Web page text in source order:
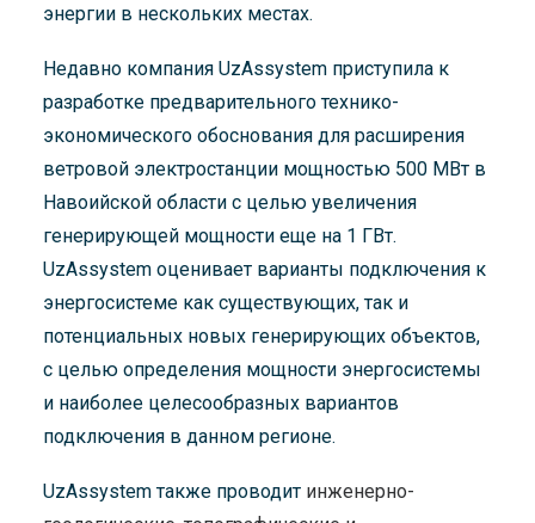
энергии в нескольких местах.
Недавно компания UzAssystem приступила к
разработке предварительного технико-
экономического обоснования для расширения
ветровой электростанции мощностью 500 МВт в
Навоийской области с целью увеличения
генерирующей мощности еще на 1 ГВт.
UzAssystem оценивает варианты подключения к
энергосистеме как существующих, так и
потенциальных новых генерирующих объектов,
с целью определения мощности энергосистемы
и наиболее целесообразных вариантов
подключения в данном регионе.
UzAssystem также проводит инженерно-